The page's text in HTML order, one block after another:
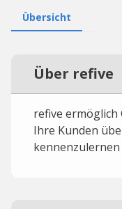
Übersicht
Über refive
refive ermöglich
Ihre Kunden